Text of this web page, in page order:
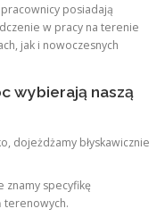
posiadają
w pracy na terenie
jak i nowoczesnych
wybierają naszą
dojeżdżamy błyskawicznie
znamy specyfikę
terenowych.